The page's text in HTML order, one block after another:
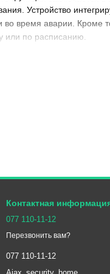
Устройство
во время аварии. Кроме
или по расписанию.
Контактная
077 110-11-12
Перезвонить вам?
077 110-11-12